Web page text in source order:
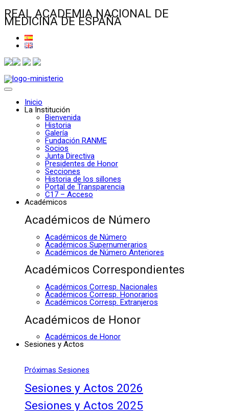
REAL ACADEMIA NACIONAL DE
MEDICINA DE ESPAÑA
Inicio
La Institución
Bienvenida
Historia
Galería
Fundación RANME
Socios
Junta Directiva
Presidentes de Honor
Secciones
Historia de los sillones
Portal de Transparencia
C17 – Acceso
Académicos
Académicos de Número
Académicos de Número
Académicos Supernumerarios
Académicos de Número Anteriores
Académicos Correspondientes
Académicos Corresp. Nacionales
Académicos Corresp. Honorarios
Académicos Corresp. Extranjeros
Académicos de Honor
Académicos de Honor
Sesiones y Actos
Próximas Sesiones
Sesiones y Actos 2026
Sesiones y Actos 2025